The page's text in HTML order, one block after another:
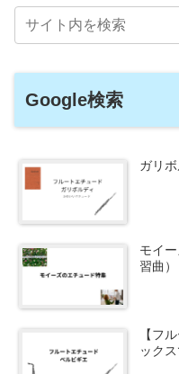
Google検索
ガリ
モイ
習曲）
【フ
ック